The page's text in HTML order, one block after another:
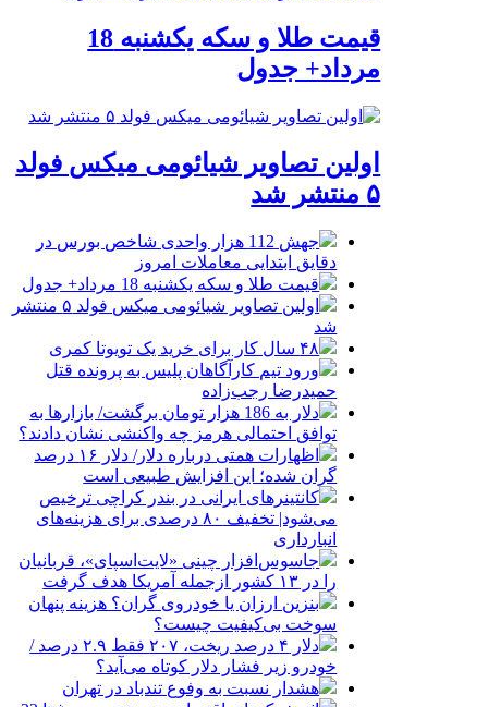
قیمت طلا و سکه یکشنبه 18
مرداد+ جدول
اولین تصاویر شیائومی میکس فولد
۵ منتشر شد
جهش 112 هزار واحدی شاخص بورس در
دقایق ابتدایی معاملات امروز
قیمت طلا و سکه یکشنبه 18 مرداد+ جدول
اولین تصاویر شیائومی میکس فولد ۵ منتشر
شد
۴۸ سال کار برای خرید یک تویوتا کمری
ورود تیم کارآگاهان پلیس به پرونده قتل
حمیدرضا رجب‌زاده
دلار به 186 هزار تومان برگشت/ بازارها به
توافق احتمالی هرمز چه واکنشی نشان دادند؟
اظهارات همتی درباره دلار/ دلار ۱۶ درصد
گران شده؛ این افزایش طبیعی است
کانتینرهای ایرانی در بندر کراچی ترخیص
می‌شود| تخفیف ۸۰ درصدی برای هزینه‌های
انبارداری
جاسوس‌افزار چینی «لایت‌اسپای»، قربانیان
را در ۱۳ کشور ازجمله آمریکا هدف گرفت
بنزین ارزان یا خودروی گران؟ هزینه پنهان
سوخت بی‌کیفیت چیست؟
دلار ۴ درصد ریخت، ۲۰۷ فقط ۲.۹ درصد /
خودرو زیر فشار دلار کوتاه می‌آید؟
هشدار نسبت به وفوع تندباد در تهران